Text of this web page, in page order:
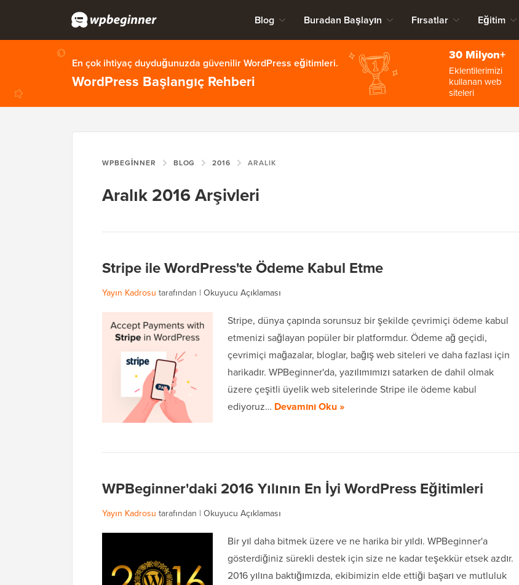
Blog Buradan Başlayın Fırsatlar Eğitim
En çok ihtiyaç duyduğunuzda güvenilir WordPress eğitimleri.
WordPress Başlangıç Rehberi
30 Milyon+
Eklentilerimizi
kullanan web
siteleri
WPBEGINNER BLOG 2016 ARALIK
Aralık 2016 Arşivleri
Stripe ile WordPress'te Ödeme Kabul Etme
Yayın Kadrosu tarafından | Okuyucu Açıklaması
Stripe, dünya çapında sorunsuz bir şekilde çevrimiçi ödeme kabul
etmenizi sağlayan popüler bir platformdur. Ödeme ağ geçidi,
çevrimiçi mağazalar, bloglar, bağış web siteleri ve daha fazlası için
harikadır. WPBeginner'da, yazılımımızı satarken de dahil olmak
üzere çeşitli üyelik web sitelerinde Stripe ile ödeme kabul
ediyoruz… Devamını Oku »
WPBeginner'daki 2016 Yılının En İyi WordPress Eğitimleri
Yayın Kadrosu tarafından | Okuyucu Açıklaması
Bir yıl daha bitmek üzere ve ne harika bir yıldı. WPBeginner'a
gösterdiğiniz sürekli destek için size ne kadar teşekkür etsek azdır.
2016 yılına baktığımızda, ekibimizin elde ettiği başarı ve mutluluk